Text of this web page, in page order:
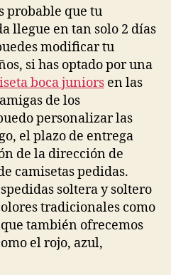
probable que tu
llegue en tan solo 2 días
modificar tu
si has optado por una
boca juniors en las
de los
personalizar las
el plazo de entrega
de la dirección de
camisetas pedidas.
soltera y soltero
tradicionales como
también ofrecemos
el rojo, azul,